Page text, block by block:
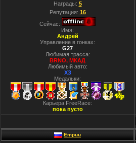
Награды: 5
Репутация: 16
Сейчас:
Имя:
Андрей
Управление в гонках:
G27
Любимая трасса:
BRNO, МКАД
Любимый авто:
ХЗ
Медальки:
Карьера FreeRace:
пока пусто
Empuu